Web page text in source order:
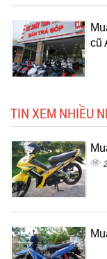
cũ
TIN XEM NHIỀU